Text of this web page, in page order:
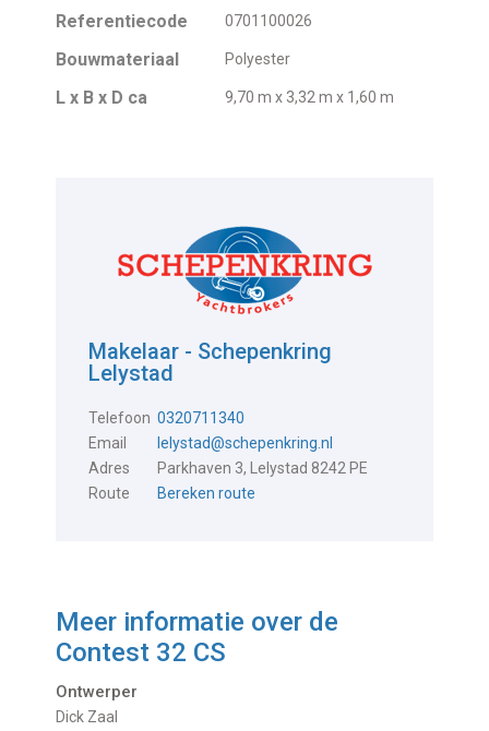
Referentiecode
0701100026
Bouwmateriaal Polyester
L x B x D ca 9,70 m x 3,32 m x 1,60 m
Makelaar - Schepenkring
Lelystad
Telefoon 0320711340
Email
lelystad@schepenkring.nl
Adres
Parkhaven 3, Lelystad 8242 PE
Route
Bereken route
Meer informatie over de
Contest 32 CS
Ontwerper
Dick Zaal